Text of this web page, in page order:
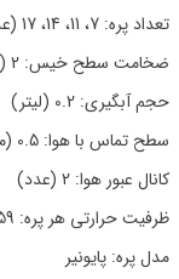
تعداد پره: 7، 11، 14، 17 (عدد)
ضخامت سطح خیس: 2 (میلی‌متر)
حجم آبگیری: 0.2 (لیتر)
سطح تماس با هوا: 0.5 (مترمربع)
کانال عبور هوا: 2 (عدد)
ظرفیت حرارتی هر پره: 159 (کیلوکالری بر ساعت)
مدل پره: پایونیر